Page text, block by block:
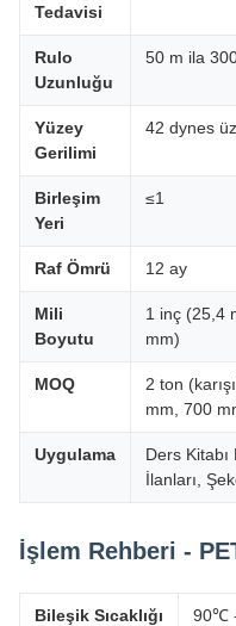
Tedavisi
Rulo
Uzunluğu
50 m ila
Yüzey
Gerilimi
42 dynes
Birleşim
Yeri
≤1
Raf Ömrü 12 ay
Mili
Boyutu
1 inç (25,4
mm)
MOQ
2 ton
mm, 700
Uygulama
Ders
İlanları,
İşlem Rehberi -
Bileşik Sıcaklığı 90℃